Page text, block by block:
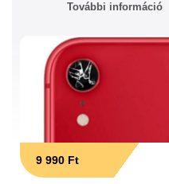
További információ
9 990 Ft